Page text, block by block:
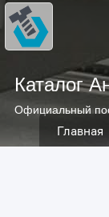
Главная
Каталог
Официальный